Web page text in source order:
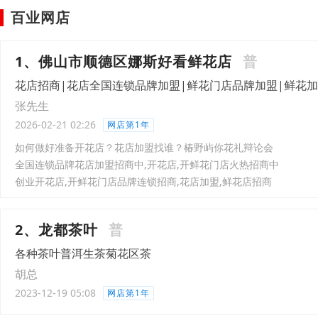
百业网店
1、佛山市顺德区娜斯好看鲜花店 普
花店招商|花店全国连锁品牌加盟|鲜花门店品牌加盟|鲜花
张先生
2026-02-21 02:26 网店第1年
如何做好准备开花店？花店加盟找谁？椿野屿你花礼辩论会
全国连锁品牌花店加盟招商中,开花店,开鲜花门店火热招商中
创业开花店,开鲜花门店品牌连锁招商,花店加盟,鲜花店招商
2、龙都茶叶 普
各种茶叶普洱生茶菊花区茶
胡总
2023-12-19 05:08 网店第1年